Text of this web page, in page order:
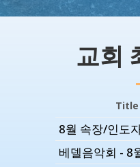
교회
Title